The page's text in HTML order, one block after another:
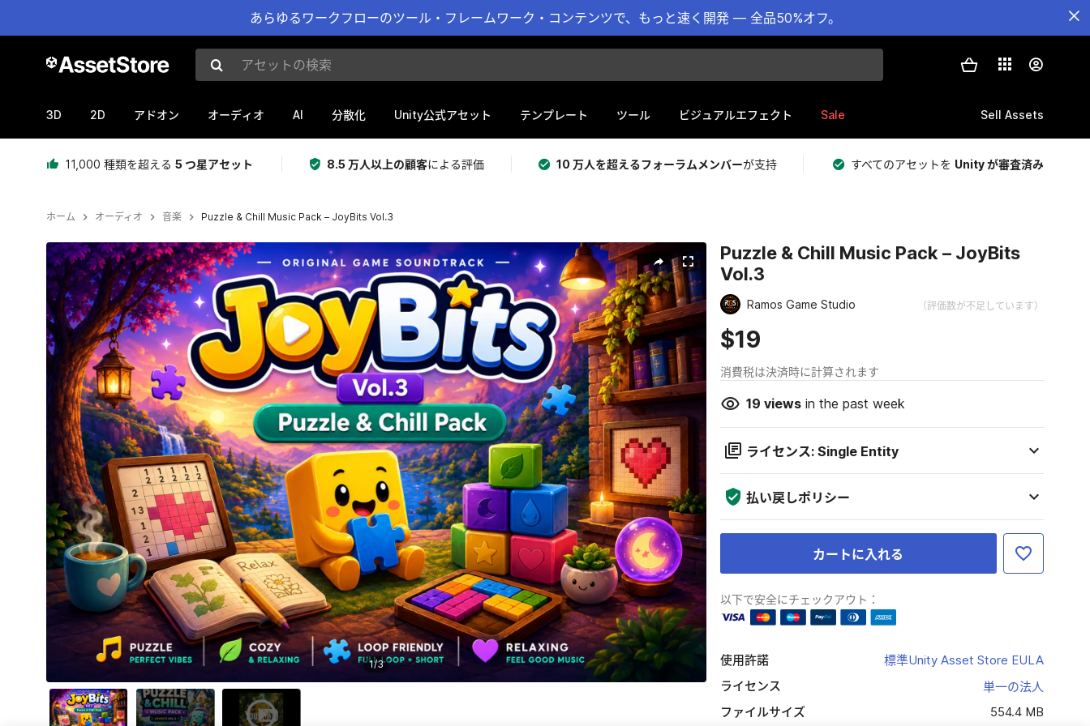
あらゆるワークフローのツール・フレームワーク・コンテンツで、もっと速く開発 — 全品50%オフ。
アセットの検索
3D 2D アドオン オーディオ AI 分散化 Unity公式アセット テンプレート ツール ビジュアルエフェクト Sale Sell Assets
11,000 種類を超える 5 つ星アセット 8.5 万人以上の顧客による評価 10 万人を超えるフォーラムメンバーが支持 すべてのアセットを Unity が審査済み
ホーム オーディオ 音楽 Puzzle & Chill Music Pack – JoyBits Vol.3
現在のスライド：1 / 3
1/3
Puzzle & Chill Music Pack – JoyBits
Vol.3
Ramos Game Studio （評価数が不足しています）
$19
消費税は決済時に計算されます
19 viewsin the past week
ライセンス: Single Entity
払い戻しポリシー
カートに入れる
以下で安全にチェックアウト：
使用許諾
標準Unity Asset Store EULA
ライセンス
単一の法人
ファイルサイズ
554.4 MB